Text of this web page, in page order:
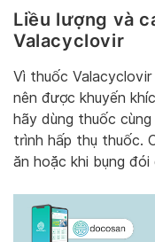
Liều lượng và
Valacyclovir
Vì thuốc
nên được khuyến
hãy dùng thuốc
trình hấp thụ thuốc.
ăn hoặc khi bụng đói